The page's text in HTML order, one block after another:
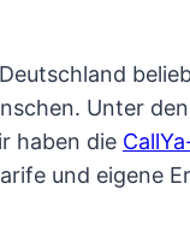
Unter
haben die
und eigene